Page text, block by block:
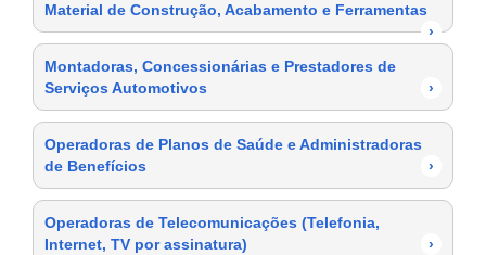
Material de Construção, Acabamento e Ferramentas
›
Montadoras, Concessionárias e Prestadores de
Serviços Automotivos
›
Operadoras de Planos de Saúde e Administradoras
de Benefícios
›
Operadoras de Telecomunicações (Telefonia,
Internet, TV por assinatura)
›